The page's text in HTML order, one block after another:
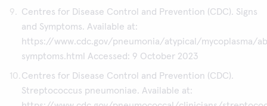
Centres for Disease Control and Prevention (CDC). Signs
and Symptoms. Available at:
https://www.cdc.gov/pneumonia/atypical/mycoplasma/
symptoms.html Accessed: 9 October 2023
Centres for Disease Control and Prevention (CDC).
Streptococcus pneumoniae. Available at: